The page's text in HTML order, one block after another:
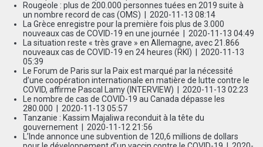
Rougeole : plus de 200.000 personnes tuées en 2019 suite à
un nombre record de cas (OMS) | 2020-11-13 08:14
La Grèce enregistre pour la première fois plus de 3.000
nouveaux cas de COVID-19 en une journée | 2020-11-13 04:49
La situation reste « très grave » en Allemagne, avec 21.866
nouveaux cas de COVID-19 en 24 heures (RKI) | 2020-11-13
05:39
Le Forum de Paris sur la Paix est marqué par la nécessité
d’une coopération internationale en matière de lutte contre le
COVID, affirme Pascal Lamy (INTERVIEW) | 2020-11-13 02:23
Le nombre de cas de COVID-19 au Canada dépasse les
280.000 | 2020-11-13 05:57
Tanzanie : Kassim Majaliwa reconduit à la tête du
gouvernement | 2020-11-12 21:56
L’Inde annonce une subvention de 120,6 millions de dollars